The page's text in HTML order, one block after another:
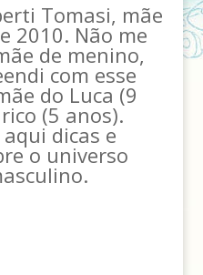
Tomasi, mãe
2010. Não me
de menino,
com esse
do Luca (9
(5 anos).
dicas e
o universo